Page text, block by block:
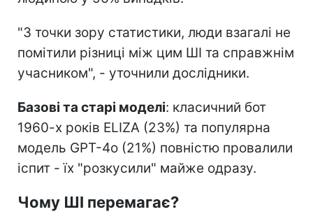
"З точки зору статистики, люди взагалі не
помітили різниці між цим ШІ та справжнім
учасником", - уточнили дослідники.
Базові та старі моделі: класичний бот
1960-х років ELIZA (23%) та популярна
модель GPT-4o (21%) повністю провалили
іспит - їх "розкусили" майже одразу.
Чому ШІ перемагає?